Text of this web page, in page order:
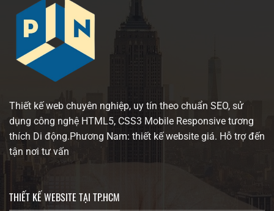
Thiết kế web chuyên nghiệp, uy tín theo chuẩn SEO, sử
dụng công nghệ HTML5, CSS3 Mobile Responsive tương
thích Di động.Phương Nam: thiết kế website giá. Hỗ trợ đến
tận nơi tư vấn
THIẾT KẾ WEBSITE TẠI TP.HCM